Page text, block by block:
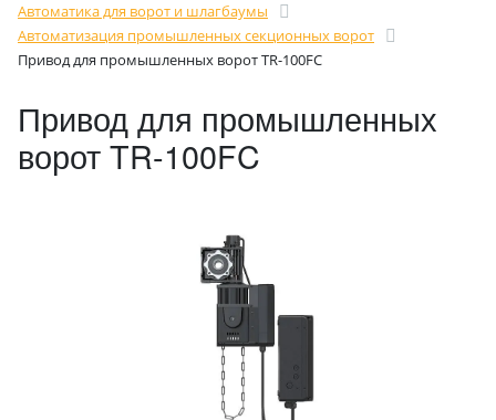
Автоматика для ворот и шлагбаумы
Автоматизация промышленных секционных ворот
Привод для промышленных ворот TR-100FC
Привод для промышленных
ворот TR-100FC